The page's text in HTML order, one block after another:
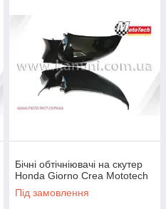
Бічні обтічніювачі на скутер
Honda Giorno Crea Mototech
Під замовлення